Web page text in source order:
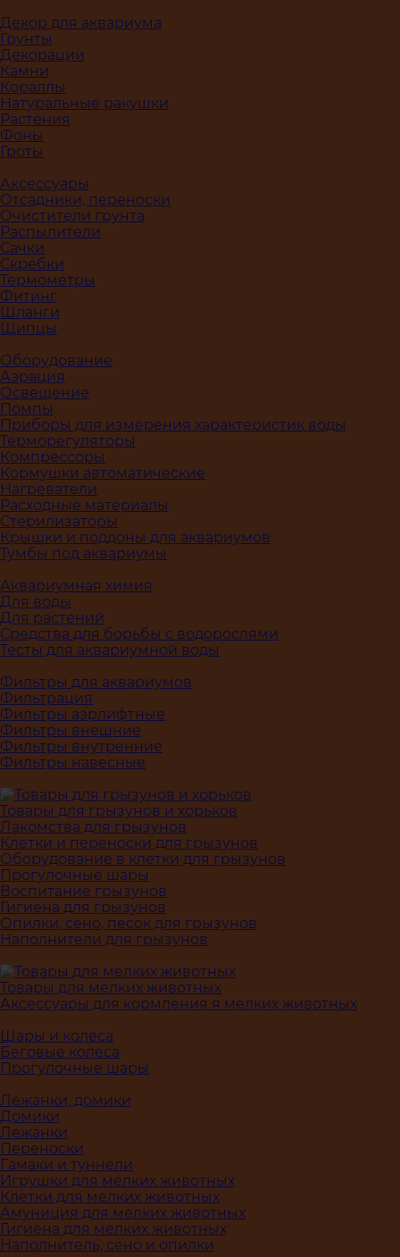
Декор для аквариума
Грунты
Декорации
Камни
Кораллы
Натуральные ракушки
Растения
Фоны
Гроты
Аксессуары
Отсадники, переноски
Очистители грунта
Распылители
Сачки
Скребки
Термометры
Фитинг
Шланги
Щипцы
Оборудование
Аэрация
Освещение
Помпы
Приборы для измерения характеристик воды
Терморегуляторы
Компрессоры
Кормушки автоматические
Нагреватели
Расходные материалы
Стерилизаторы
Крышки и поддоны для аквариумов
Тумбы под аквариумы
Аквариумная химия
Для воды
Для растений
Средства для борьбы с водорослями
Тесты для аквариумной воды
Фильтры для аквариумов
Фильтрация
Фильтры аэрлифтные
Фильтры внешние
Фильтры внутренние
Фильтры навесные
Товары для грызунов и хорьков
Лакомства для грызунов
Клетки и переноски для грызунов
Оборудование в клетки для грызунов
Прогулочные шары
Воспитание грызунов
Гигиена для грызунов
Опилки, сено, песок для грызунов
Наполнители для грызунов
Товары для мелких животных
Аксессуары для кормления я мелких животных
Шары и колеса
Беговые колеса
Прогулочные шары
Лежанки, домики
Домики
Лежанки
Переноски
Гамаки и туннели
Игрушки для мелких животных
Клетки для мелких животных
Амуниция для мелких животных
Гигиена для мелких животных
Наполнитель, сено и опилки